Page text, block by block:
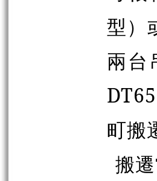
型）
兩台
町搬
搬